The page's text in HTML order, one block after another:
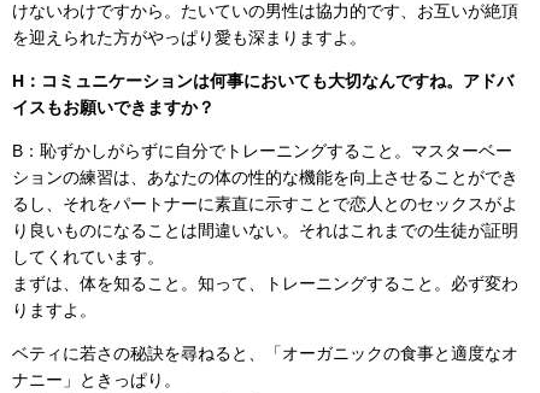
けないわけですから。たいていの男性は協力的です、お互いが絶頂
を迎えられた方がやっぱり愛も深まりますよ。
H：コミュニケーションは何事においても大切なんですね。アドバ
イスもお願いできますか？
B：恥ずかしがらずに自分でトレーニングすること。マスターベー
ションの練習は、あなたの体の性的な機能を向上させることができ
るし、それをパートナーに素直に示すことで恋人とのセックスがよ
り良いものになることは間違いない。それはこれまでの生徒が証明
してくれています。
まずは、体を知ること。知って、トレーニングすること。必ず変わ
りますよ。
ベティに若さの秘訣を尋ねると、「オーガニックの食事と適度なオ
ナニー」ときっぱり。